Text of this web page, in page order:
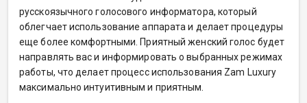
русскоязычного голосового информатора, который
облегчает использование аппарата и делает процедуры
еще более комфортными. Приятный женский голос будет
направлять вас и информировать о выбранных режимах
работы, что делает процесс использования Zam Luxury
максимально интуитивным и приятным.